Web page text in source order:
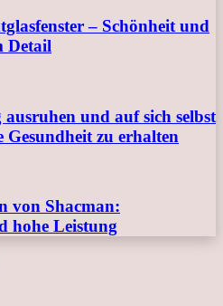
– Schönheit und
Detail
und auf sich selbst
Gesundheit zu erhalten
von Shacman:
hohe Leistung